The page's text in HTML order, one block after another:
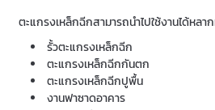
ตะแกรงเหล็กฉีกสามารถนำไปใช้งานได้หลา
รั้วตะแกรงเหล็กฉีก
ตะแกรงเหล็กฉีกกันตก
ตะแกรงเหล็กฉีกปูพื้น
งานฟาซาดอาคาร